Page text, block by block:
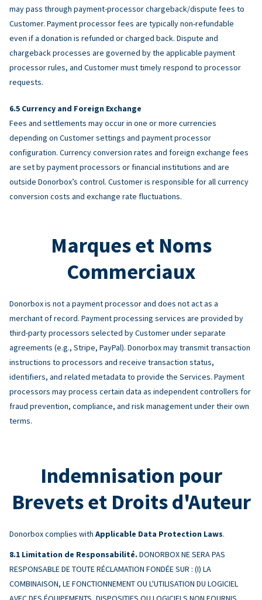
may pass through payment-processor chargeback/dispute fees to
Customer. Payment processor fees are typically non-refundable
even if a donation is refunded or charged back. Dispute and
chargeback processes are governed by the applicable payment
processor rules, and Customer must timely respond to processor
requests.
Currency and Foreign Exchange
Fees and settlements may occur in one or more currencies
depending on Customer settings and payment processor
configuration. Currency conversion rates and foreign exchange fees
are set by payment processors or financial institutions and are
outside Donorbox’s control. Customer is responsible for all currency
conversion costs and exchange rate fluctuations.
Marques et Noms
Commerciaux
Donorbox is not a payment processor and does not act as a
merchant of record. Payment processing services are provided by
third-party processors selected by Customer under separate
agreements (e.g., Stripe, PayPal). Donorbox may transmit transaction
instructions to processors and receive transaction status,
identifiers, and related metadata to provide the Services. Payment
processors may process certain data as independent controllers for
fraud prevention, compliance, and risk management under their own
terms.
Indemnisation pour
Brevets et Droits d'Auteur
Donorbox complies with Applicable Data Protection Laws.
Limitation de Responsabilité. DONORBOX NE SERA PAS
RESPONSABLE DE TOUTE RÉCLAMATION FONDÉE SUR : (I) LA
COMBINAISON, LE FONCTIONNEMENT OU L'UTILISATION DU LOGICIEL